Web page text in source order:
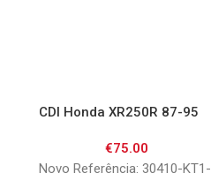
CDI Honda XR250R 87-95
€75.00
Novo Referência: 30410-KT1-